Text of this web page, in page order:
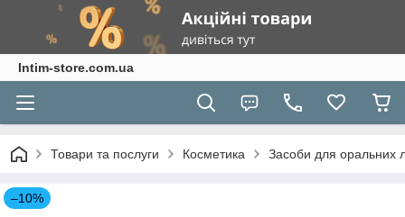
Intim-store.com.ua
Товари та послуги Косметика Засоби для оральних
–10%